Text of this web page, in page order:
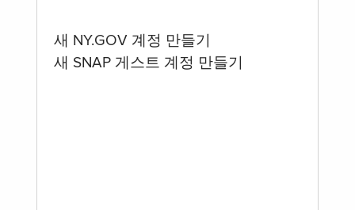
새 NY.GOV 계정 만들기
새 SNAP 게스트 계정 만들기